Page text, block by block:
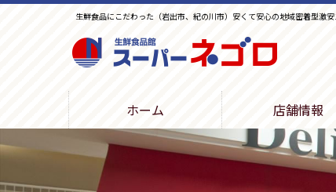
生鮮食品にこだわった（岩出市、紀の川市）安くて安心の地域密着型激
ホーム 店舗情報